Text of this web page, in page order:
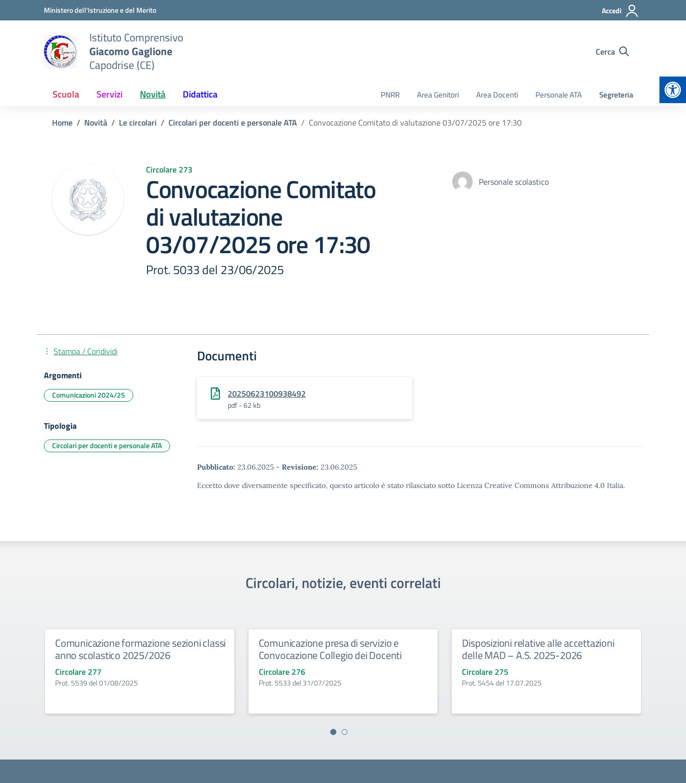
Vai ai contenuti
Vai al menu di navigazioneMinistero dell'Istruzione e del Merito Accedi
Istituto Comprensivo
Giacomo Gaglione
Capodrise (CE)
Cerca
Scuola Servizi Novità Didattica PNRR Area Genitori Area Docenti Personale ATA Segreteria
Home Novità Le circolari Circolari per docenti e personale ATA Convocazione Comitato di valutazione 03/07/2025 ore 17:30
Circolare 273
Convocazione Comitato
di valutazione
03/07/2025 ore 17:30
Prot. 5033 del 23/06/2025
Personale scolastico
Documenti
20250623100938492
pdf - 62 kb
Pubblicato: 23.06.2025 - Revisione: 23.06.2025
Eccetto dove diversamente specificato, questo articolo è stato rilasciato sotto Licenza Creative Commons Attribuzione 4.0 Italia.
Stampa / Condividi
Argomenti
Comunicazioni 2024/25
Tipologia
Circolari per docenti e personale ATA
Circolari, notizie, eventi correlati
Comunicazione formazione sezioni classi
anno scolastico 2025/2026
Circolare 277
Prot. 5539 del 01/08/2025
Comunicazione presa di servizio e
Convocazione Collegio dei Docenti
Circolare 276
Prot. 5533 del 31/07/2025
Disposizioni relative alle accettazioni
delle MAD – A.S. 2025-2026
Circolare 275
Prot. 5454 del 17.07.2025